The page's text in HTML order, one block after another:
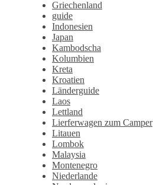
Griechenland
guide
Indonesien
Japan
Kambodscha
Kolumbien
Kreta
Kroatien
Länderguide
Laos
Lettland
Lierferwagen zum Camper
Litauen
Lombok
Malaysia
Montenegro
Niederlande